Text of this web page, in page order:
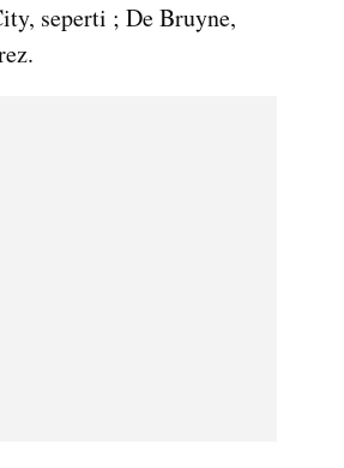
seperti ; De Bruyne,